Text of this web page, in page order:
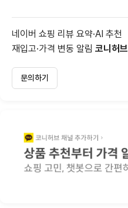
네이버 쇼핑 리뷰 요약·AI 추천
재입고·가격 변동 알림 코니허브
문의하기